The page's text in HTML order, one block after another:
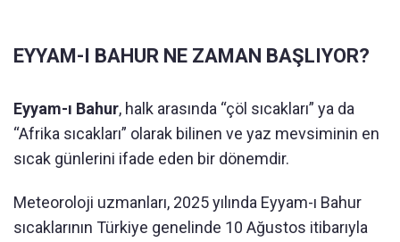
EYYAM-I BAHUR NE ZAMAN BAŞLIYOR?
Eyyam-ı Bahur, halk arasında “çöl sıcakları” ya da
“Afrika sıcakları” olarak bilinen ve yaz mevsiminin en
sıcak günlerini ifade eden bir dönemdir.
Meteoroloji uzmanları, 2025 yılında Eyyam-ı Bahur
sıcaklarının Türkiye genelinde 10 Ağustos itibarıyla